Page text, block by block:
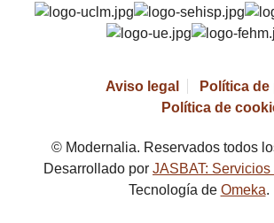
Aviso legal
Política de
Política de
© Modernalia. Reservados todos
Desarrollado por JASBAT:
Tecnología de Omeka.